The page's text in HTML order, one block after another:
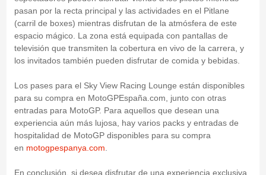
pasan por la recta principal y las actividades en el Pitlane
(carril de boxes) mientras disfrutan de la atmósfera de este
espacio mágico. La zona está equipada con pantallas de
televisión que transmiten la cobertura en vivo de la carrera, y
los invitados también pueden disfrutar de comida y bebidas.
Los pases para el Sky View Racing Lounge están disponibles
para su compra en MotoGPEspaña.com, junto con otras
entradas para MotoGP. Para aquellos que desean una
experiencia aún más lujosa, hay varios packs y entradas de
hospitalidad de MotoGP disponibles para su compra
en motogpespanya.com
En conclusión, si desea disfrutar de una experiencia exclusiva